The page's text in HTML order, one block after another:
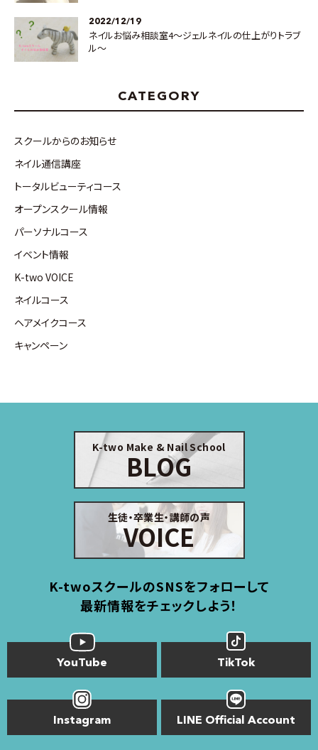
2022/12/19
ネイルお悩み相談室4～ジェルネイルの仕上がりトラブ
ル～
CATEGORY
スクールからのお知らせ
ネイル通信講座
トータルビューティコース
オープンスクール情報
パーソナルコース
イベント情報
K-two VOICE
ネイルコース
ヘアメイクコース
キャンペーン
K-two Make & Nail School
BLOG
生徒・卒業生・講師の声
VOICE
K-twoスクールのSNSをフォローして
最新情報をチェックしよう！
YouTube TikTok
Instagram LINE Official Account